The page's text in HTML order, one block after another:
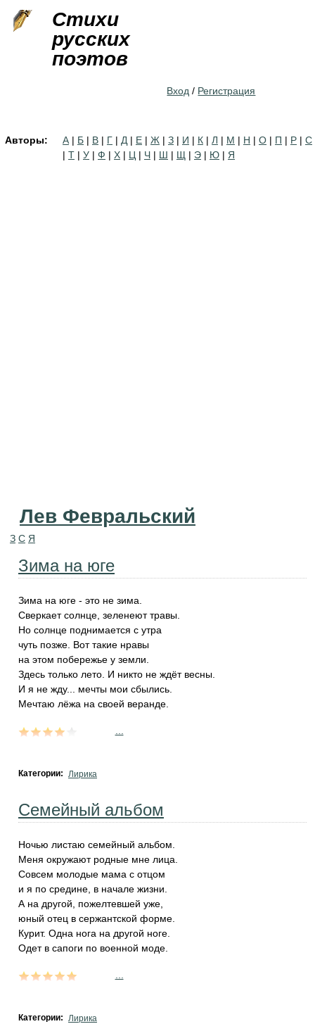
Стихи
русских
поэтов
Вход / Регистрация
Авторы: А | Б | В | Г | Д | Е | Ж | З | И | К | Л | М | Н | О | П | Р | С
| Т | У | Ф | Х | Ц | Ч | Ш | Щ | Э | Ю | Я
Лев Февральский
З С Я
Зима на юге
Зима на юге - это не зима.
Сверкает солнце, зеленеют травы.
Но солнце поднимается с утра
чуть позже. Вот такие нравы
на этом побережье у земли.
Здесь только лето. И никто не ждёт весны.
И я не жду... мечты мои сбылись.
Мечтаю лёжа на своей веранде.
Категории: Лирика
Семейный альбом
Ночью листаю семейный альбом.
Меня окружают родные мне лица.
Совсем молодые мама с отцом
и я по средине, в начале жизни.
А на другой, пожелтевшей уже,
юный отец в сержантской форме.
Курит. Одна нога на другой ноге.
Одет в сапоги по военной моде.
Категории: Лирика